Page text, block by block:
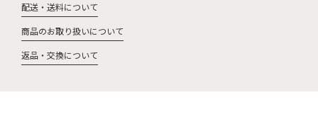
配送・送料について
商品のお取り扱いについて
返品・交換について